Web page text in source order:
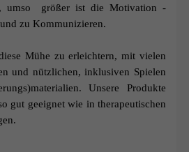
umso größer ist die Motivation -
zu Kommunizieren.
Mühe zu erleichtern, mit vielen
und nützlichen, inklusiven Spielen
Unsere Produkte
gut geeignet wie in therapeutischen